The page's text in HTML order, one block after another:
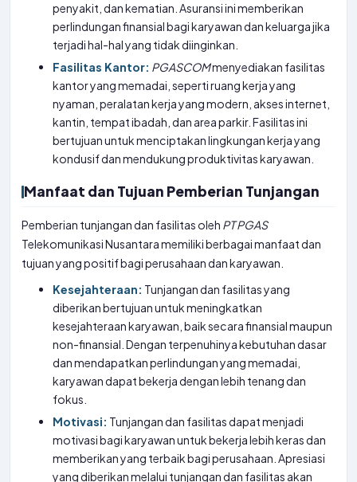
penyakit, dan kematian. Asuransi ini memberikan
perlindungan finansial bagi karyawan dan keluarga jika
terjadi hal-hal yang tidak diinginkan.
Fasilitas Kantor: PGASCOMmenyediakan fasilitas
kantor yang memadai, seperti ruang kerja yang
nyaman, peralatan kerja yang modern, akses internet,
kantin, tempat ibadah, dan area parkir. Fasilitas ini
bertujuan untuk menciptakan lingkungan kerja yang
kondusif dan mendukung produktivitas karyawan.
Manfaat dan Tujuan Pemberian Tunjangan
Pemberian tunjangan dan fasilitas oleh PTPGAS
Telekomunikasi Nusantara memiliki berbagai manfaat dan
tujuan yang positif bagi perusahaan dan karyawan.
Kesejahteraan: Tunjangan dan fasilitas yang
diberikan bertujuan untuk meningkatkan
kesejahteraan karyawan, baik secara finansial maupun
non-finansial. Dengan terpenuhinya kebutuhan dasar
dan mendapatkan perlindungan yang memadai,
karyawan dapat bekerja dengan lebih tenang dan
fokus.
Motivasi: Tunjangan dan fasilitas dapat menjadi
motivasi bagi karyawan untuk bekerja lebih keras dan
memberikan yang terbaik bagi perusahaan. Apresiasi
yang diberikan melalui tunjangan dan fasilitas akan